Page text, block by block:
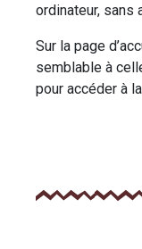
ordinateur, sans
Sur la page
semblable à
pour accéder à